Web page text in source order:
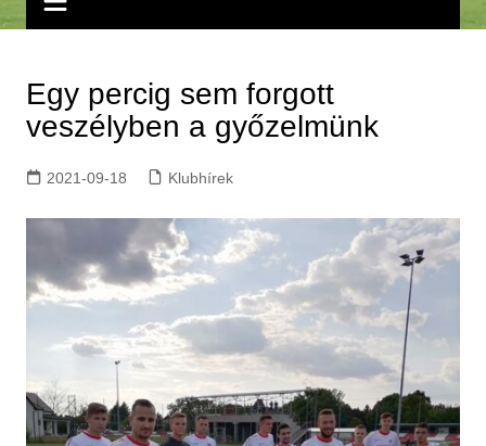
Egy percig sem forgott
veszélyben a győzelmünk
2021-09-18 Klubhírek